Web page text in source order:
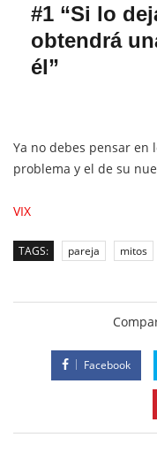
#1 “Si lo
obtendrá
él”
Ya no debes pensar en
problema y el de su
VIX
TAGS: pareja mitos
Facebook